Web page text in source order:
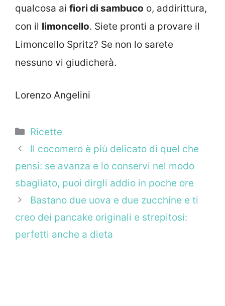
qualcosa ai fiori di sambuco o, addirittura,
con il limoncello. Siete pronti a provare il
Limoncello Spritz? Se non lo sarete
nessuno vi giudicherà.
Lorenzo Angelini
Categorie
Ricette
Il cocomero è più delicato di quel che
pensi: se avanza e lo conservi nel modo
sbagliato, puoi dirgli addio in poche ore
Bastano due uova e due zucchine e ti
creo dei pancake originali e strepitosi:
perfetti anche a dieta